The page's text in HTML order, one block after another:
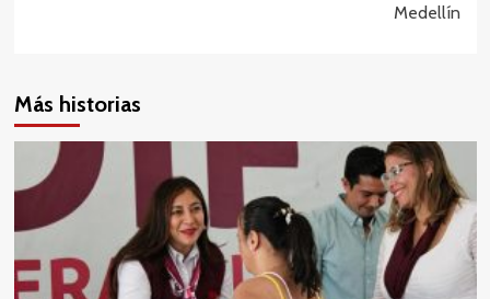
Medellín
Más historias